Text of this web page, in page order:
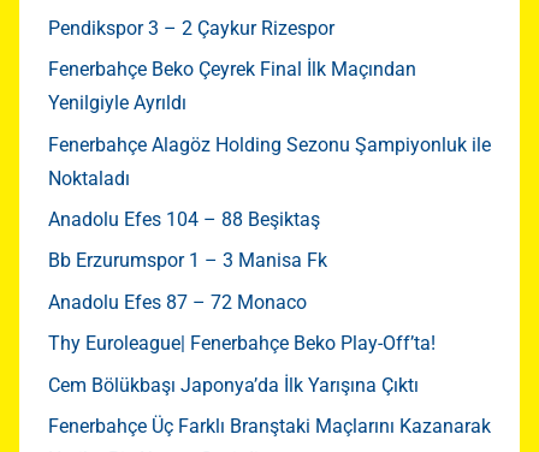
Pendikspor 3 – 2 Çaykur Rizespor
Fenerbahçe Beko Çeyrek Final İlk Maçından
Yenilgiyle Ayrıldı
Fenerbahçe Alagöz Holding Sezonu Şampiyonluk ile
Noktaladı
Anadolu Efes 104 – 88 Beşiktaş
Bb Erzurumspor 1 – 3 Manisa Fk
Anadolu Efes 87 – 72 Monaco
Thy Euroleague| Fenerbahçe Beko Play-Off’ta!
Cem Bölükbaşı Japonya’da İlk Yarışına Çıktı
Fenerbahçe Üç Farklı Branştaki Maçlarını Kazanarak